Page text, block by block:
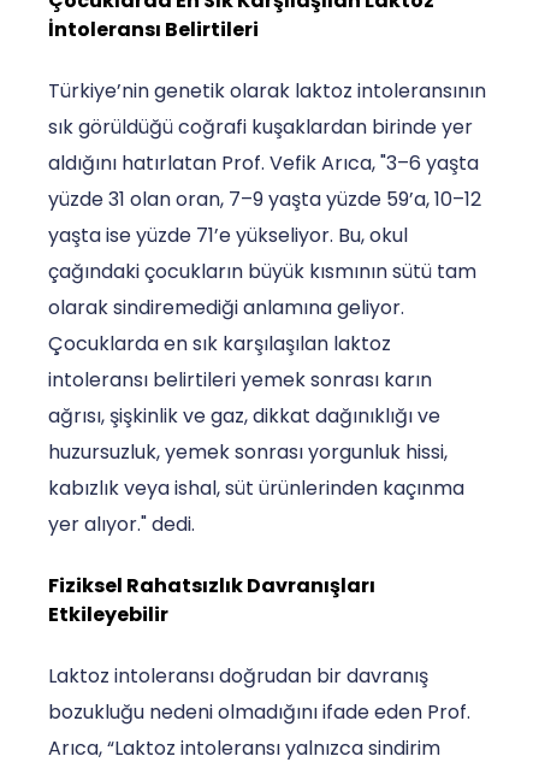
İntoleransı Belirtileri
Türkiye’nin genetik olarak laktoz intoleransının
sık görüldüğü coğrafi kuşaklardan birinde yer
aldığını hatırlatan Prof. Vefik Arıca, "3–6 yaşta
yüzde 31 olan oran, 7–9 yaşta yüzde 59’a, 10–12
yaşta ise yüzde 71’e yükseliyor. Bu, okul
çağındaki çocukların büyük kısmının sütü tam
olarak sindiremediği anlamına geliyor.
Çocuklarda en sık karşılaşılan laktoz
intoleransı belirtileri yemek sonrası karın
ağrısı, şişkinlik ve gaz, dikkat dağınıklığı ve
huzursuzluk, yemek sonrası yorgunluk hissi,
kabızlık veya ishal, süt ürünlerinden kaçınma
yer alıyor." dedi.
Fiziksel Rahatsızlık Davranışları
Etkileyebilir
Laktoz intoleransı doğrudan bir davranış
bozukluğu nedeni olmadığını ifade eden Prof.
Arıca, “Laktoz intoleransı yalnızca sindirim